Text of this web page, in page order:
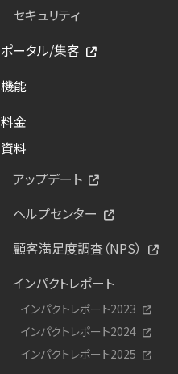
セキュリティ
ポータル/集客
機能
料金
資料
アップデート
ヘルプセンター
顧客満足度調査（NPS）
インパクトレポート
インパクトレポート2023
インパクトレポート2024
インパクトレポート2025